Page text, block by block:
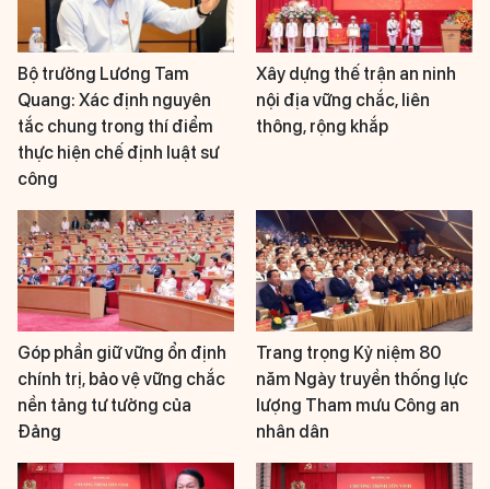
Bộ trưởng Lương Tam
Quang: Xác định nguyên
tắc chung trong thí điểm
thực hiện chế định luật sư
công
Xây dựng thế trận an ninh
nội địa vững chắc, liên
thông, rộng khắp
Góp phần giữ vững ổn định
chính trị, bảo vệ vững chắc
nền tảng tư tưởng của
Đảng
Trang trọng Kỷ niệm 80
năm Ngày truyền thống lực
lượng Tham mưu Công an
nhân dân